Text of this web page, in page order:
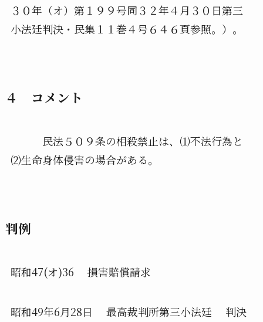
３０年（オ）第１９９号同３２年４月３０日第三
小法廷判決・民集１１巻４号６４６頁参照。）。
４ コメント
民法５０９条の相殺禁止は、⑴不法行為と
⑵生命身体侵害の場合がある。
判例
昭和47(オ)36 損害賠償請求
昭和49年6月28日 最高裁判所第三小法廷 判決